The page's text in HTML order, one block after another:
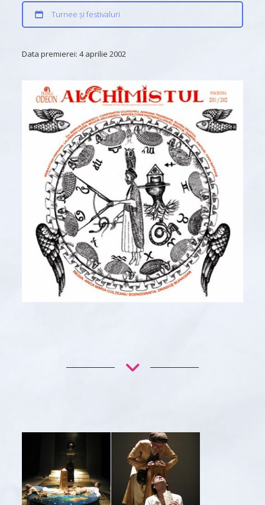
Turnee și festivaluri
Data premierei: 4 aprilie 2002